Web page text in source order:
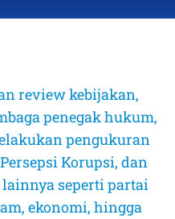
review kebijakan,
penegak hukum,
pengukuran
Korupsi, dan
seperti partai
ekonomi, hingga